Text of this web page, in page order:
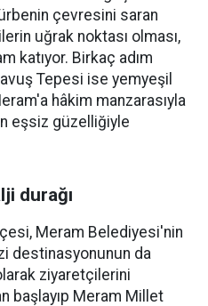
çevresini saran
uğrak noktası olması,
katıyor. Birkaç adım
Tepesi ise yemyeşil
hâkim manzarasıyla
eşsiz güzelliğiyle
durağı
Meram Belediyesi'nin
destinasyonunun da
ziyaretçilerini
başlayıp Meram Millet